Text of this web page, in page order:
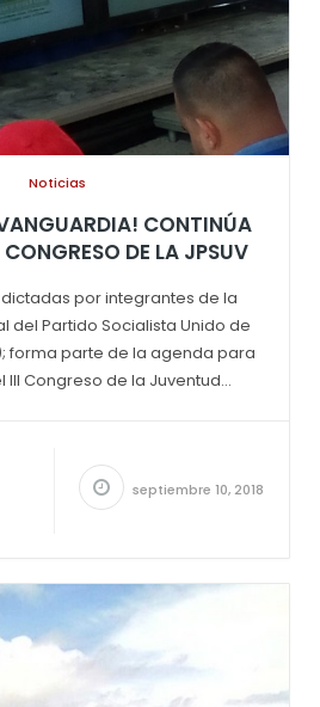
Noticias
CONTINÚA
CONGRESO DE LA JPSUV
por integrantes de la
del Partido Socialista Unido de
forma parte de la agenda para
Congreso de la Juventud...
septiembre 10, 2018